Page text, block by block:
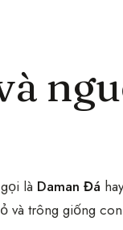
là Daman Đá
và trông giống